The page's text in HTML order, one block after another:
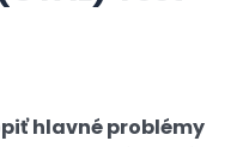
hlavné problémy